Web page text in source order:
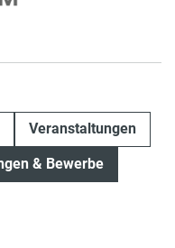
Veranstaltungen
& Bewerbe